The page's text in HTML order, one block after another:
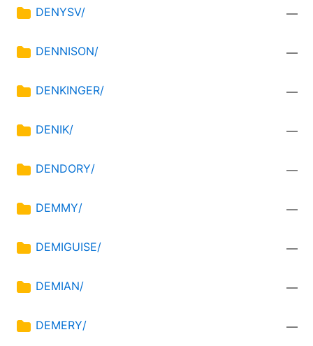
DENYSV/ —
DENNISON/ —
DENKINGER/ —
DENIK/ —
DENDORY/ —
DEMMY/ —
DEMIGUISE/ —
DEMIAN/ —
DEMERY/ —